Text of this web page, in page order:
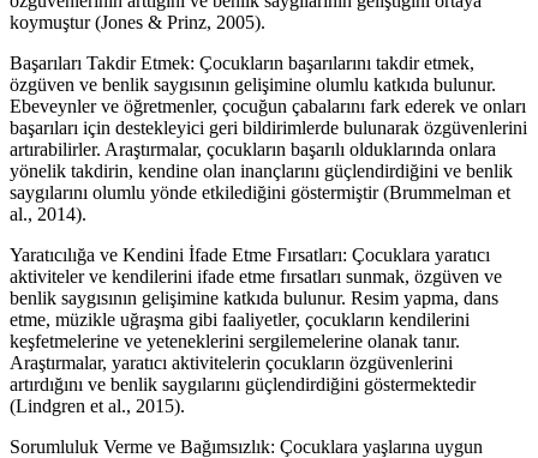
koymuştur (Jones & Prinz, 2005).
Başarıları Takdir Etmek: Çocukların başarılarını takdir etmek,
özgüven ve benlik saygısının gelişimine olumlu katkıda bulunur.
Ebeveynler ve öğretmenler, çocuğun çabalarını fark ederek ve onları
başarıları için destekleyici geri bildirimlerde bulunarak özgüvenlerini
artırabilirler. Araştırmalar, çocukların başarılı olduklarında onlara
yönelik takdirin, kendine olan inançlarını güçlendirdiğini ve benlik
saygılarını olumlu yönde etkilediğini göstermiştir (Brummelman et
al., 2014).
Yaratıcılığa ve Kendini İfade Etme Fırsatları: Çocuklara yaratıcı
aktiviteler ve kendilerini ifade etme fırsatları sunmak, özgüven ve
benlik saygısının gelişimine katkıda bulunur. Resim yapma, dans
etme, müzikle uğraşma gibi faaliyetler, çocukların kendilerini
keşfetmelerine ve yeteneklerini sergilemelerine olanak tanır.
Araştırmalar, yaratıcı aktivitelerin çocukların özgüvenlerini
artırdığını ve benlik saygılarını güçlendirdiğini göstermektedir
(Lindgren et al., 2015).
Sorumluluk Verme ve Bağımsızlık: Çocuklara yaşlarına uygun